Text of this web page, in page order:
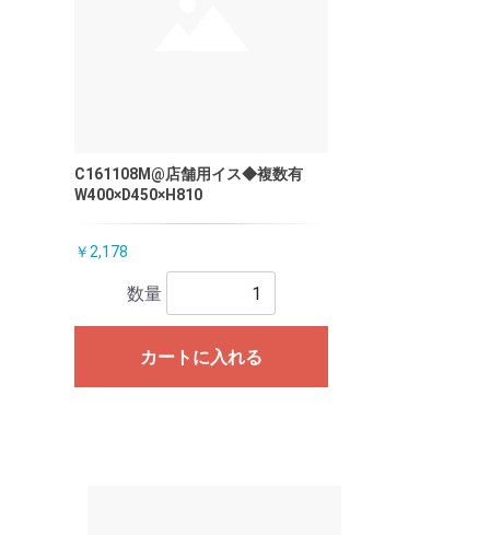
C161108M@店舗用イス◆複数有
W400×D450×H810
￥2,178
数量
カートに入れる